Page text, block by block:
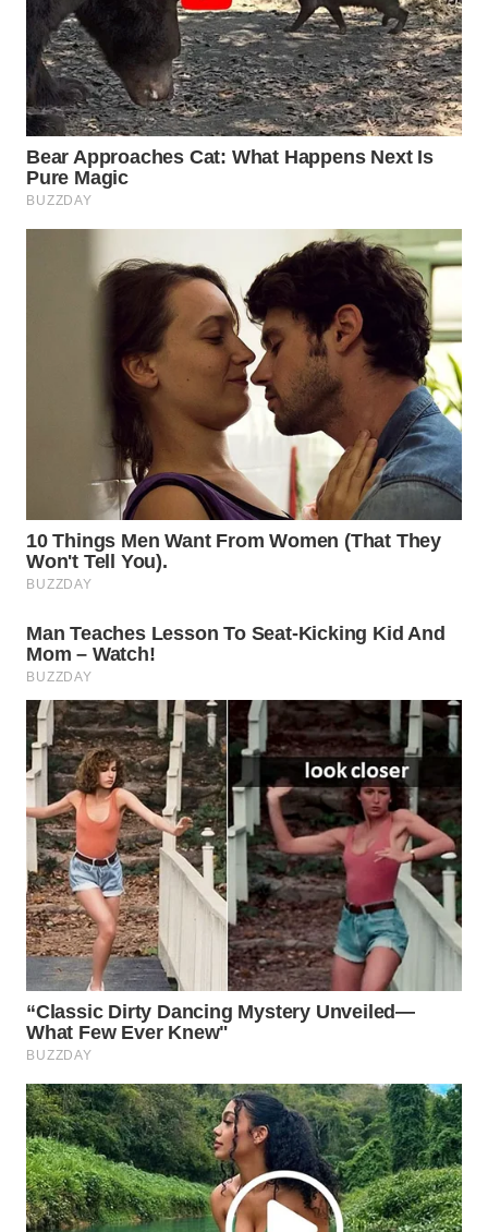
WAHANANEWS
CO ID
WAHANANEWS
NET
WAHANA
SPORT
WAHANA
OTOMOTIF
WAHANA
WAHANA
DESA
WISATA
LAPAK
WAHANA
Wahana
Network
KONSUMEN
LISTRIK
MASYARAKAT
KELISTRIKAN
ID
MAWAKA
ID